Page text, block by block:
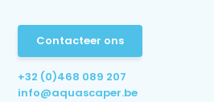
Contacteer ons
+32 (0)468 089 207
info@aquascaper.be